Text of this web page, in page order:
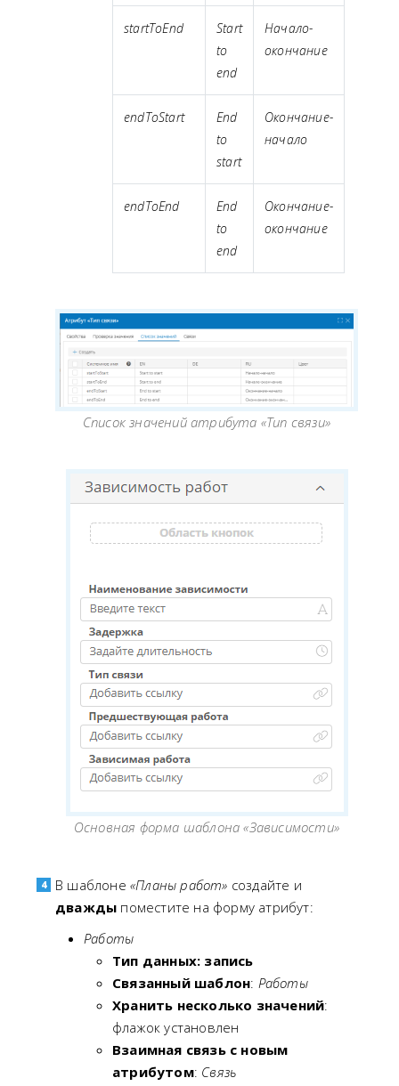
startToEnd
Start
to
end
Начало-
окончание
endToStart
End
to
start
Окончание-
начало
endToEnd
End
to
end
Окончание-
окончание
Список значений атрибута «Тип связи»
Основная форма шаблона «Зависимости»
В шаблоне «Планы работ» создайте и
дважды поместите на форму атрибут:
Работы
Тип данных: запись
Связанный шаблон: Работы
Хранить несколько значений:
флажок установлен
Взаимная связь с новым
атрибутом: Связь